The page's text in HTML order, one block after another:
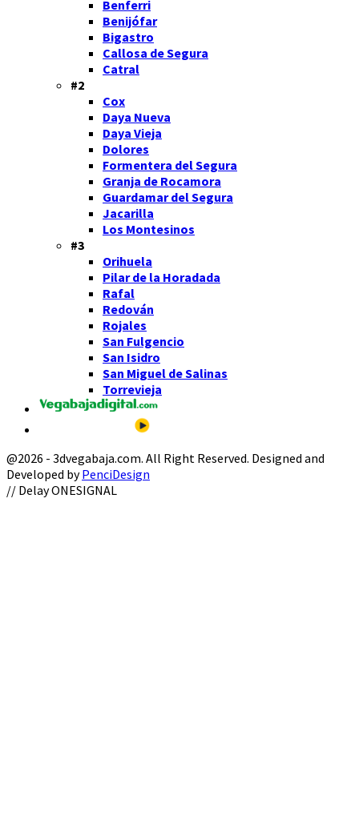
Benferri
Benijófar
Bigastro
Callosa de Segura
Catral
#2
Cox
Daya Nueva
Daya Vieja
Dolores
Formentera del Segura
Granja de Rocamora
Guardamar del Segura
Jacarilla
Los Montesinos
#3
Orihuela
Pilar de la Horadada
Rafal
Redován
Rojales
San Fulgencio
San Isidro
San Miguel de Salinas
Torrevieja
@2026 - 3dvegabaja.com. All Right Reserved. Designed and
Developed byPenciDesign
Facebook
Twitter
Instagram
Youtube
Email
// Delay ONESIGNAL